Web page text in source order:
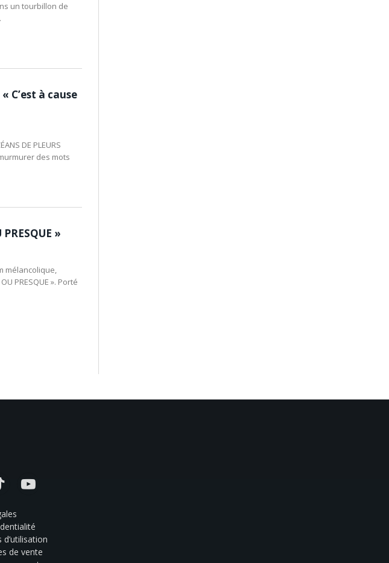
un tourbillon de
C’est à cause
DE PLEURS
des mots
»
mélancolique,
PRESQUE ». Porté
YouTube
de vente